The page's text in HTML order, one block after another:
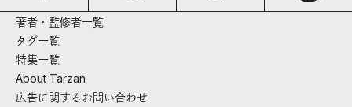
著者・監修者一覧
タグ一覧
特集一覧
About Tarzan
広告に関するお問い合わせ